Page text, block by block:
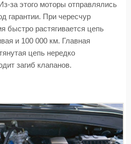
за этого моторы отправлялись
гарантии. При чересчур
быстро растягивается цепь
и 100 000 км. Главная
цепь нередко
загиб клапанов.